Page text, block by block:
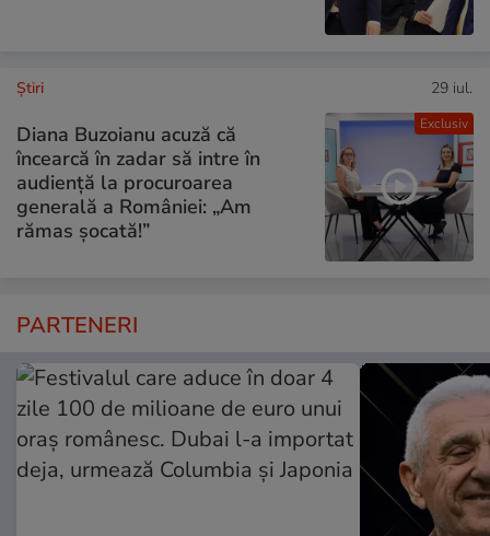
Exclusiv
Ştiri 29 iul.
Diana Buzoianu acuză că
încearcă în zadar să intre în
audiență la procuroarea
generală a României: „Am
rămas șocată!”
PARTENERI